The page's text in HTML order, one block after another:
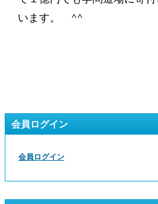
います。 ^^
会員ログイン
会員ログイン